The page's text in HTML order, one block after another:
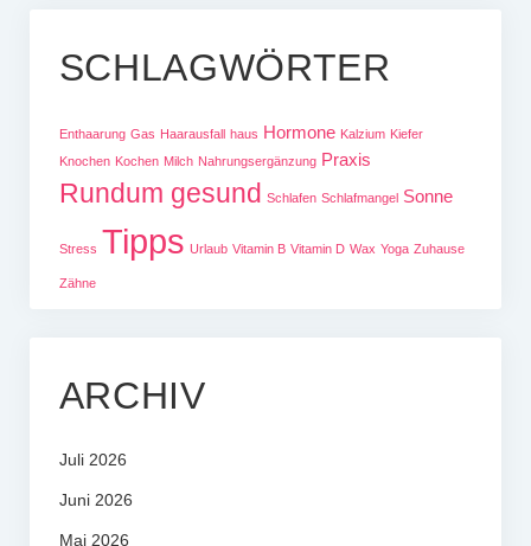
SCHLAGWÖRTER
Enthaarung Gas Haarausfall haus Hormone Kalzium Kiefer
Knochen Kochen Milch Nahrungsergänzung Praxis
Rundum gesund Schlafen Schlafmangel Sonne
Stress Tipps Urlaub Vitamin B Vitamin D Wax Yoga Zuhause
Zähne
ARCHIV
Juli 2026
Juni 2026
Mai 2026